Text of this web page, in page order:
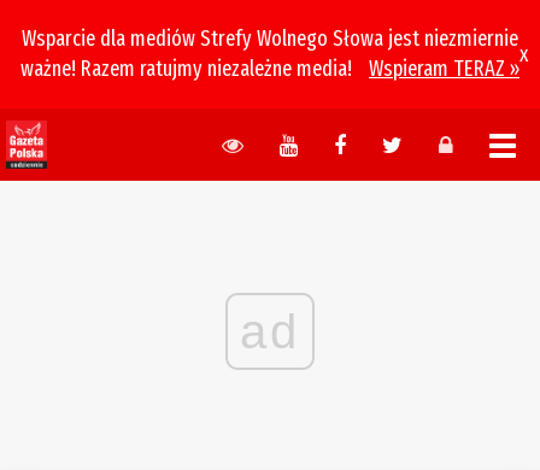
Wsparcie dla mediów Strefy Wolnego Słowa jest niezmiernie
ważne! Razem ratujmy niezależne media!
Wspieram TERAZ »
x
ad